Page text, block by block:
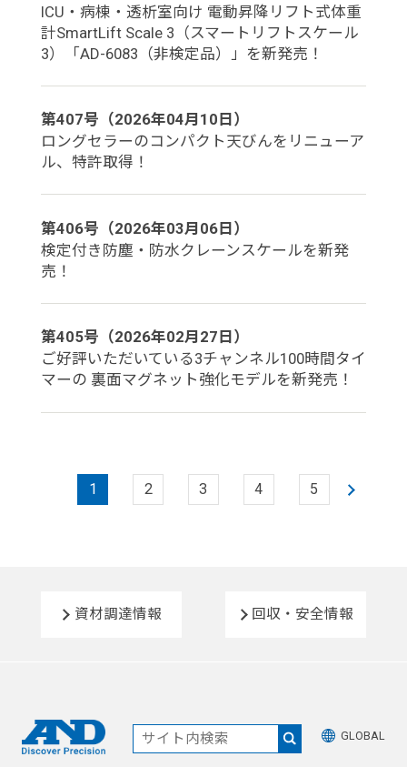
ICU・病棟・透析室向け 電動昇降リフト式体重
計SmartLift Scale 3（スマートリフトスケール
3）「AD-6083（非検定品）」を新発売！
第407号（2026年04月10日）
ロングセラーのコンパクト天びんをリニューア
ル、特許取得！
第406号（2026年03月06日）
検定付き防塵・防水クレーンスケールを新発
売！
第405号（2026年02月27日）
ご好評いただいている3チャンネル100時間タイ
マーの 裏面マグネット強化モデルを新発売！
1 2 3 4 5
資材調達情報 回収・安全情報
GLOBAL